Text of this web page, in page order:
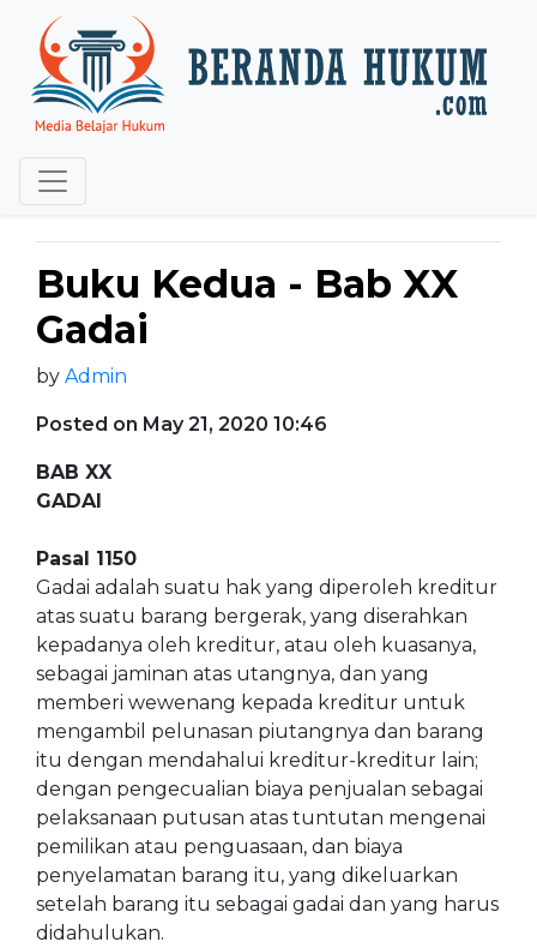
Buku Kedua - Bab XX
Gadai
by Admin
Posted on May 21, 2020 10:46
BAB XX
GADAI
Pasal 1150
Gadai adalah suatu hak yang diperoleh kreditur
atas suatu barang bergerak, yang diserahkan
kepadanya oleh kreditur, atau oleh kuasanya,
sebagai jaminan atas utangnya, dan yang
memberi wewenang kepada kreditur untuk
mengambil pelunasan piutangnya dan barang
itu dengan mendahalui kreditur-kreditur lain;
dengan pengecualian biaya penjualan sebagai
pelaksanaan putusan atas tuntutan mengenai
pemilikan atau penguasaan, dan biaya
penyelamatan barang itu, yang dikeluarkan
setelah barang itu sebagai gadai dan yang harus
didahulukan.